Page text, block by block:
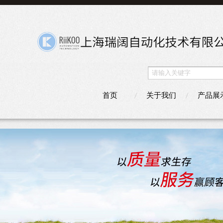
首页 关于我们 产品展